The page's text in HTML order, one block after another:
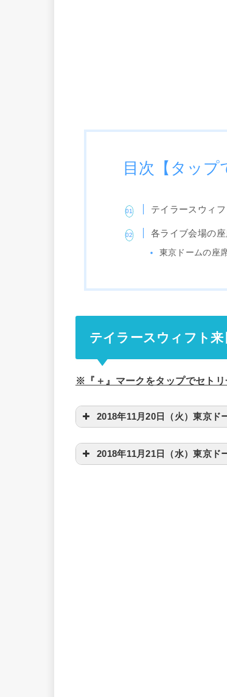
目次【タップ
テイラースウィ
各ライブ会場の座
東京ドームの座
テイラースウィフト来
※『＋』マークをタップでセトリ
2018年11月20日（火）東京ド
2018年11月21日（水）東京ド